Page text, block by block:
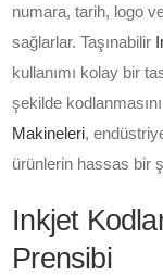
numara, tarih, logo
sağlarlar. Taşınabilir
kullanımı kolay bir
şekilde
Makineleri,
ürünlerin hassas bir
Inkjet
Prensibi